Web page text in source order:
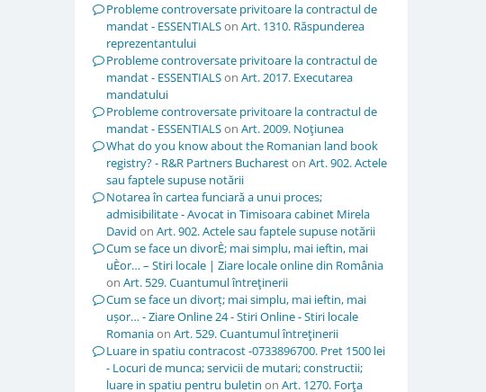
Probleme controversate privitoare la contractul de
mandat - ESSENTIALSon Art. 1310. Răspunderea
reprezentantului
Probleme controversate privitoare la contractul de
mandat - ESSENTIALSon Art. 2017. Executarea
mandatului
Probleme controversate privitoare la contractul de
mandat - ESSENTIALSon Art. 2009. Noţiunea
What do you know about the Romanian land book
registry? - R&R Partners Buchareston Art. 902. Actele
sau faptele supuse notării
Notarea în cartea funciară a unui proces;
admisibilitate - Avocat in Timisoara cabinet Mirela
David on Art. 902. Actele sau faptele supuse notării
Cum se face un divorÈ; mai simplu, mai ieftin, mai
uÈor… – Stiri locale | Ziare locale online din România
on Art. 529. Cuantumul întreţinerii
Cum se face un divorț; mai simplu, mai ieftin, mai
ușor… - Ziare Online 24 - Stiri Online - Stiri locale
Romaniaon Art. 529. Cuantumul întreţinerii
Luare in spatiu contracost -0733896700. Pret 1500 lei
- Locuri de munca; servicii de mutari; constructii;
luare in spatiu pentru buletin on Art. 1270. Forţa